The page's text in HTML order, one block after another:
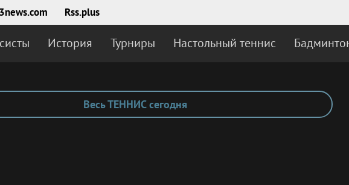
Rss.plus
История Турниры Настольный теннис
Весь ТЕННИС сегодня